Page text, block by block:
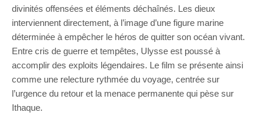
divinités offensées et éléments déchaînés. Les dieux
interviennent directement, à l’image d’une figure marine
déterminée à empêcher le héros de quitter son océan vivant.
Entre cris de guerre et tempêtes, Ulysse est poussé à
accomplir des exploits légendaires. Le film se présente ainsi
comme une relecture rythmée du voyage, centrée sur
l’urgence du retour et la menace permanente qui pèse sur
Ithaque.